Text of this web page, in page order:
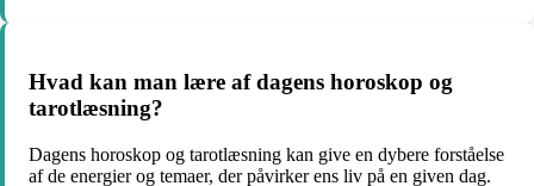
Hvad kan man lære af dagens horoskop og
tarotlæsning?
Dagens horoskop og tarotlæsning kan give en dybere forståelse
af de energier og temaer, der påvirker ens liv på en given dag.